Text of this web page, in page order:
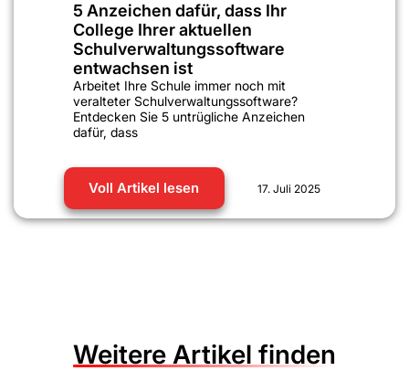
5 Anzeichen dafür, dass Ihr
College Ihrer aktuellen
Schulverwaltungssoftware
entwachsen ist
Arbeitet Ihre Schule immer noch mit
veralteter Schulverwaltungssoftware?
Entdecken Sie 5 untrügliche Anzeichen
dafür, dass
Voll Artikel lesen 17. Juli 2025
Weitere Artikel finden